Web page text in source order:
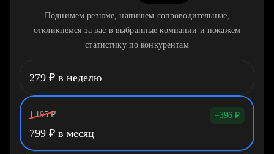
Поднимем резюме, напишем сопроводительные,
откликнемся за вас в выбранные компании и покажем
статистику по конкурентам
279 ₽ в неделю
1 195 ₽ −396 ₽
799 ₽ в месяц